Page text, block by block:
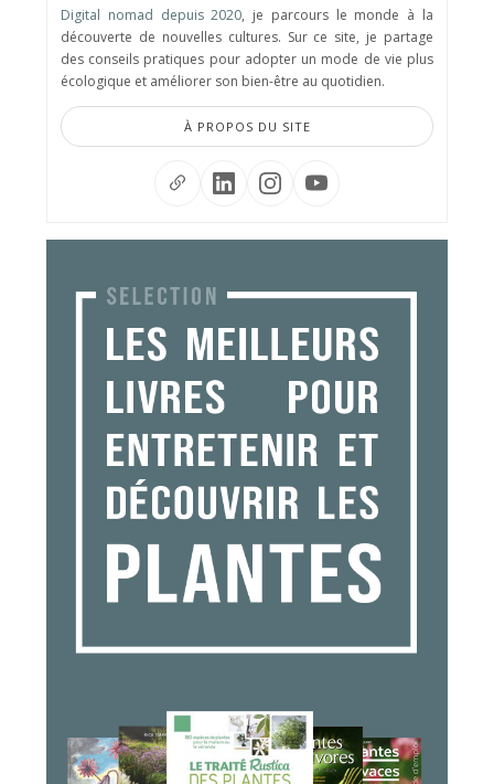
Digital nomad depuis 2020, je parcours le monde à la
découverte de nouvelles cultures. Sur ce site, je partage
des conseils pratiques pour adopter un mode de vie plus
écologique et améliorer son bien-être au quotidien.
À PROPOS DU SITE